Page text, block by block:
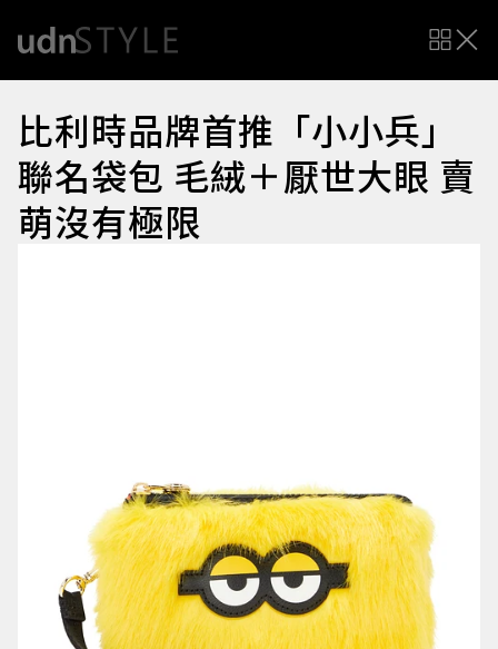
比利時品牌首推「小小兵」
聯名袋包 毛絨＋厭世大眼 賣
萌沒有極限